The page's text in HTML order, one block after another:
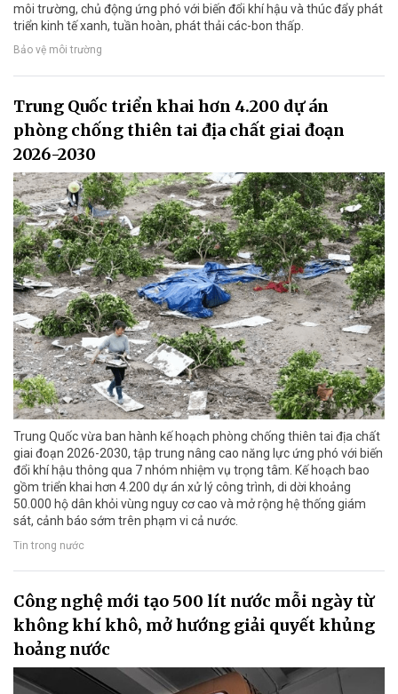
môi trường, chủ động ứng phó với biến đổi khí hậu và thúc đẩy phát
triển kinh tế xanh, tuần hoàn, phát thải các-bon thấp.
Bảo vệ môi trường
Trung Quốc triển khai hơn 4.200 dự án
phòng chống thiên tai địa chất giai đoạn
2026-2030
Trung Quốc vừa ban hành kế hoạch phòng chống thiên tai địa chất
giai đoạn 2026-2030, tập trung nâng cao năng lực ứng phó với biến
đổi khí hậu thông qua 7 nhóm nhiệm vụ trọng tâm. Kế hoạch bao
gồm triển khai hơn 4.200 dự án xử lý công trình, di dời khoảng
50.000 hộ dân khỏi vùng nguy cơ cao và mở rộng hệ thống giám
sát, cảnh báo sớm trên phạm vi cả nước.
Tin trong nước
Công nghệ mới tạo 500 lít nước mỗi ngày từ
không khí khô, mở hướng giải quyết khủng
hoảng nước